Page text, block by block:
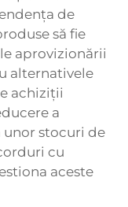
de
să fie
aprovizionării
alternativele
achiziții
a
unor stocuri de
cu
aceste